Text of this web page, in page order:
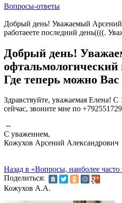
Вопросы-ответы
Добрый день! Уважаемый Арсений
работаеете последний день((((.
Добрый день!
офтальмологический
Где теперь можно
Здравствуйте, уважаемая Елена!
сейчас, звоните мне по
--
С уважением,
Кожухов Арсений Александрович
Назад в «Вопросы, наиболее часто
Поделиться:
Кожухов А.А.